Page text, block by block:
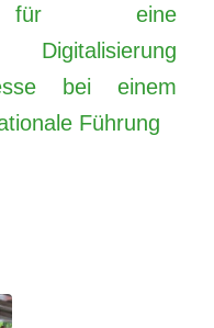
für eine
Digitalisierung
bei einem
Führung